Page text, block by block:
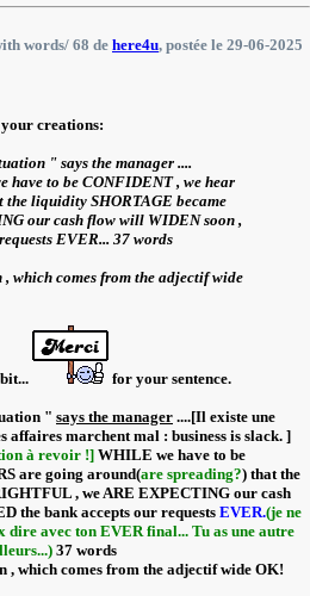
words/ 68 de here4u, postée le 29-06-2025
creations:
" says the manager ....
have to be CONFIDENT , we hear
liquidity SHORTAGE became
our cash flow will WIDEN soon ,
EVER... 37 words
which comes from the adjectif wide
for your sentence.
" says the manager ....[Il existe une
affaires marchent mal : business is slack. ]
à revoir !] WHILE we have to be
are going around(are spreading?) that the
, we ARE EXPECTING our cash
the bank accepts our requests EVER.(je ne
dire avec ton EVER final... Tu as une autre
37 words
, which comes from the adjectif wide OK!